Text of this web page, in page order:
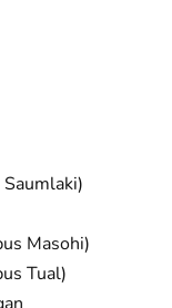
Masohi)
Tual)